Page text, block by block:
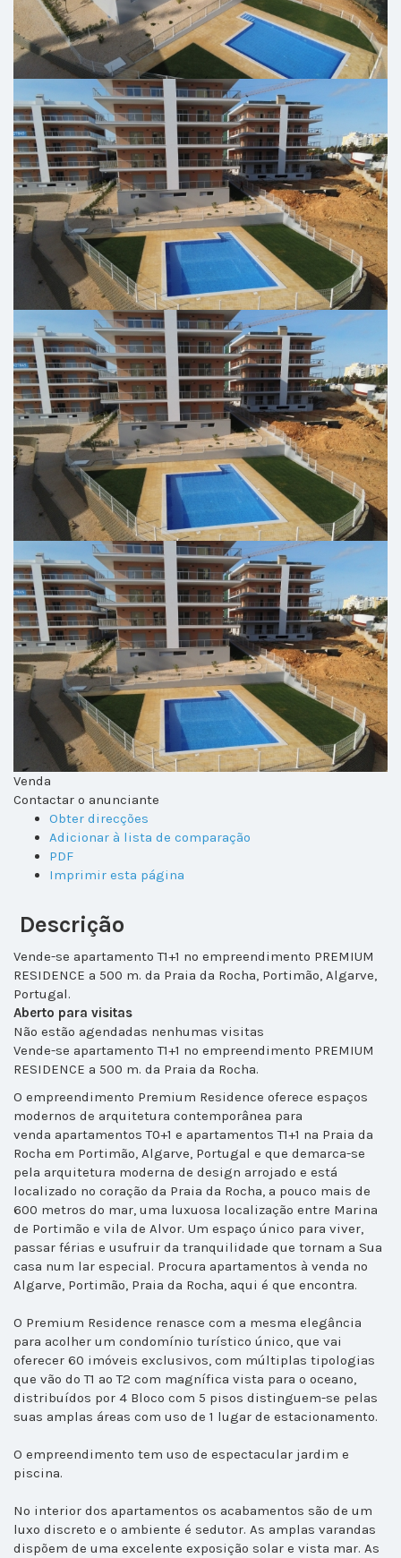
Venda
Contactar o anunciante
Obter direcções
Adicionar à lista de comparação
PDF
Imprimir esta página
Descrição
Vende-se apartamento T1+1 no empreendimento PREMIUM
RESIDENCE a 500 m. da Praia da Rocha, Portimão, Algarve,
Portugal.
Aberto para visitas
Não estão agendadas nenhumas visitas
Vende-se apartamento T1+1 no empreendimento PREMIUM
RESIDENCE a 500 m. da Praia da Rocha.
O empreendimento Premium Residence oferece espaços
modernos de arquitetura contemporânea para
venda apartamentos T0+1 e apartamentos T1+1 na Praia da
Rocha em Portimão, Algarve, Portugal e que demarca-se
pela arquitetura moderna de design arrojado e está
localizado no coração da Praia da Rocha, a pouco mais de
600 metros do mar, uma luxuosa localização entre Marina
de Portimão e vila de Alvor. Um espaço único para viver,
passar férias e usufruir da tranquilidade que tornam a Sua
casa num lar especial. Procura apartamentos à venda no
Algarve, Portimão, Praia da Rocha, aqui é que encontra.
O Premium Residence renasce com a mesma elegância
para acolher um condomínio turístico único, que vai
oferecer 60 imóveis exclusivos, com múltiplas tipologias
que vão do T1 ao T2 com magnífica vista para o oceano,
distribuídos por 4 Bloco com 5 pisos distinguem-se pelas
suas amplas áreas com uso de 1 lugar de estacionamento.
O empreendimento tem uso de espectacular jardim e
piscina.
No interior dos apartamentos os acabamentos são de um
luxo discreto e o ambiente é sedutor. As amplas varandas
dispõem de uma excelente exposição solar e vista mar. As